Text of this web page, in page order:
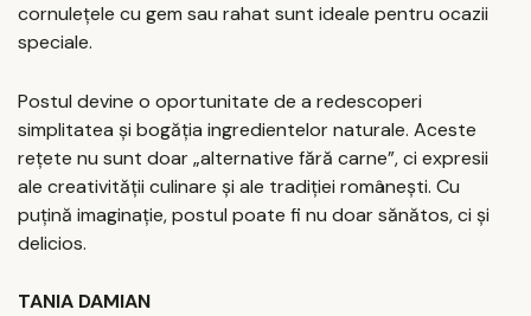
cornulețele cu gem sau rahat sunt ideale pentru ocazii
speciale.
Postul devine o oportunitate de a redescoperi
simplitatea și bogăția ingredientelor naturale. Aceste
rețete nu sunt doar „alternative fără carne”, ci expresii
ale creativității culinare și ale tradiției românești. Cu
puțină imaginație, postul poate fi nu doar sănătos, ci și
delicios.
TANIA DAMIAN